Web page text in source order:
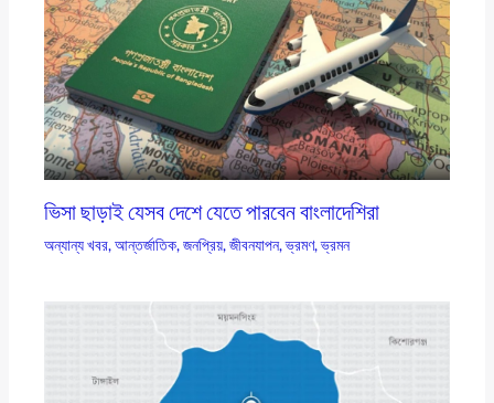
ভিসা ছাড়াই যেসব দেশে যেতে পারবেন বাংলাদেশিরা
অন্যান্য খবর,আন্তর্জাতিক,জনপ্রিয়,জীবনযাপন,ভ্রমণ,ভ্রমন